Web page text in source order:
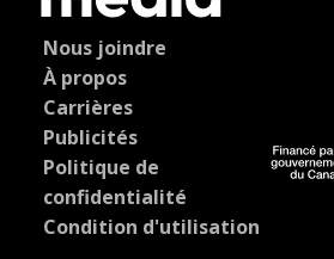
Nous joindre
À propos
Carrières
Publicités
Politique de
confidentialité
Condition d'utilisation